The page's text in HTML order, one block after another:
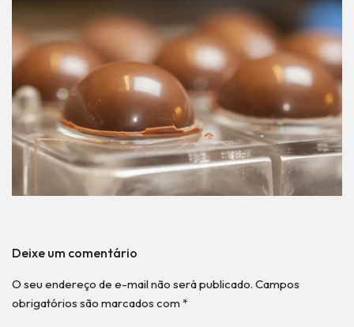
Deixe um comentário
O seu endereço de e-mail não será publicado. Campos
obrigatórios são marcados com *